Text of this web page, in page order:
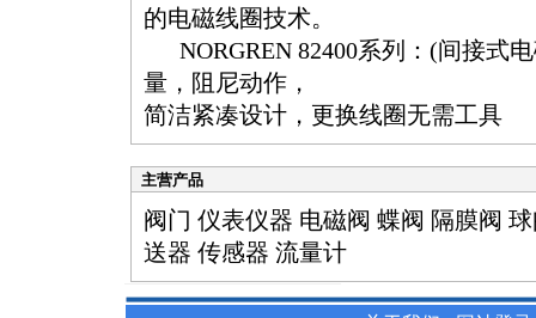
的电磁线圈技术。
NORGREN 82400系列：(间接式
量，阻尼动作，
简洁紧凑设计，更换线圈无需工具
主营产品
阀门 仪表仪器 电磁阀 蝶阀 隔膜阀
送器 传感器 流量计